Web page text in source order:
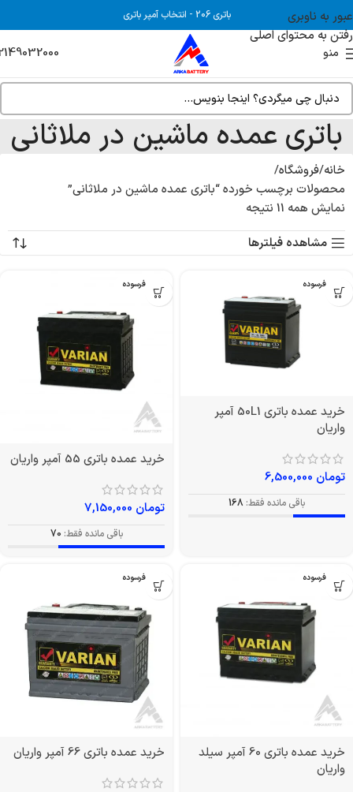
عبور به ناوبری
رفتن به محتوای اصلی
باتری 206 - انتخاب آمپر باتری
منو
باتری عمده ماشین در ملاثانی
خانه فروشگاه
محصولات برچسب خورده “باتری عمده ماشین در ملاثانی”
نمایش همه 11 نتیجه
مشاهده فیلترها
بدون فرسوده
خرید عمده باتری 50L1 آمپر
واریان
تومان
باقی مانده فقط: 168
بدون فرسوده
خرید عمده باتری 55 آمپر واریان
تومان
باقی مانده فقط: 70
بدون فرسوده
خرید عمده باتری 60 آمپر سیلد
واریان
بدون فرسوده
خرید عمده باتری 66 آمپر واریان